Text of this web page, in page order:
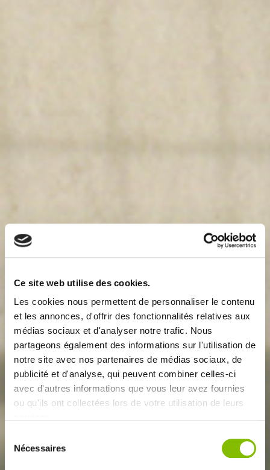
Ce site web utilise des cookies.
Les cookies nous permettent de personnaliser le contenu
et les annonces, d'offrir des fonctionnalités relatives aux
médias sociaux et d'analyser notre trafic. Nous
partageons également des informations sur l'utilisation de
notre site avec nos partenaires de médias sociaux, de
publicité et d'analyse, qui peuvent combiner celles-ci
avec d'autres informations que vous leur avez fournies
ou qu'ils ont collectées lors de votre utilisation de leurs
Nécessaires